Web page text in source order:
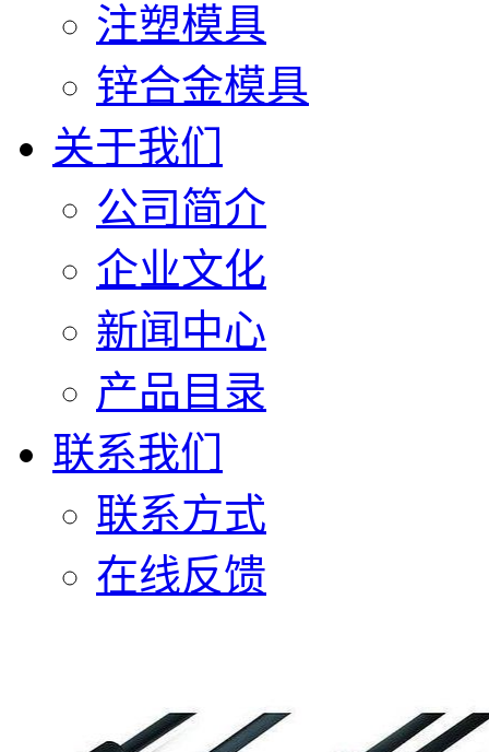
注塑模具
锌合金模具
关于我们
公司简介
企业文化
新闻中心
产品目录
联系我们
联系方式
在线反馈